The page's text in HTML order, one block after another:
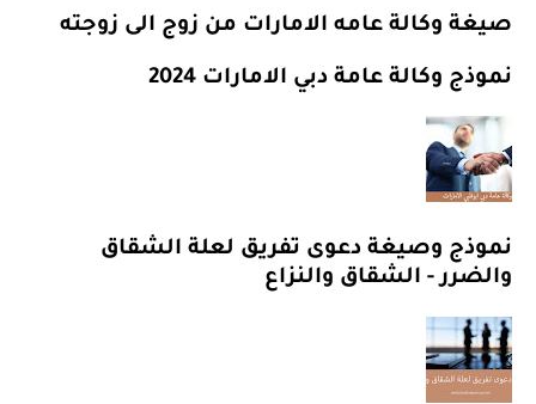
صيغة وكالة عامه الامارات من زوج الى زوجته
نموذج وكالة عامة دبي الامارات 2024
نموذج وصيغة دعوى تفريق لعلة الشقاق
والضرر - الشقاق والنزاع